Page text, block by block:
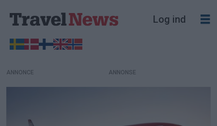
Log ind
ANNONCE